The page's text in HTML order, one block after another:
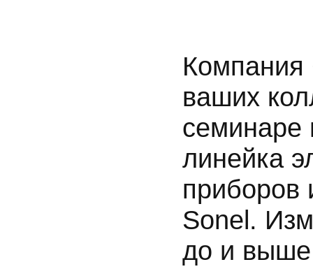
ваших
семинаре
линейка
приборов
Sonel.
до и